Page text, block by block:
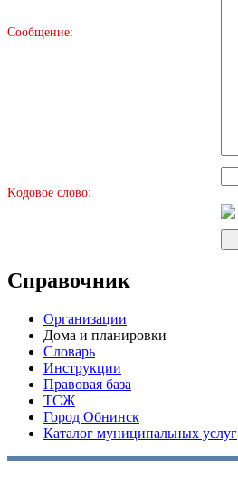
Сообщение:
Kодовое слово:
Справочник
Организации
Дома и планировки
Словарь
Инструкции
Правовая база
ТСЖ
Город Обнинск
Каталог муниципальных услуг